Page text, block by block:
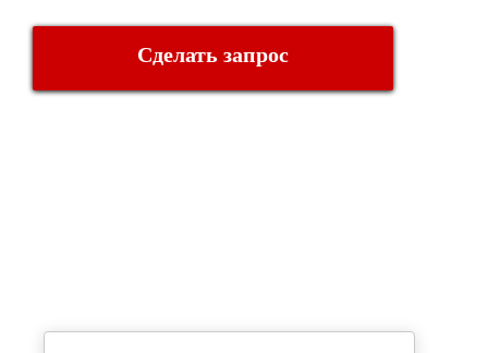
Сделать запрос